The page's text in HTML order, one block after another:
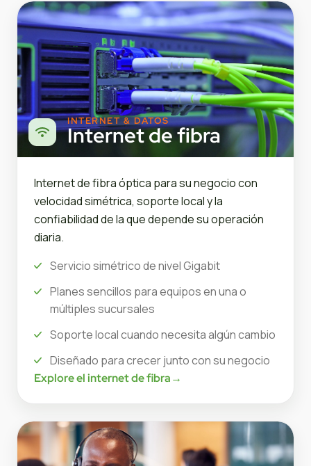
INTERNET & DATOS
Internet de fibra
Internet de fibra óptica para su negocio con
velocidad simétrica, soporte local y la
confiabilidad de la que depende su operación
diaria.
Servicio simétrico de nivel Gigabit
Planes sencillos para equipos en una o
múltiples sucursales
Soporte local cuando necesita algún cambio
Diseñado para crecer junto con su negocio
Explore el internet de fibra→